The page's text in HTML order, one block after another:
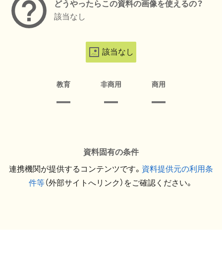
どうやったらこの資料の画像を使えるの？
該当なし
該当なし
教育 非商用 商用
資料固有の条件
連携機関が提供するコンテンツです。 資料提供元の利用条
件等（外部サイトへリンク）をご確認ください。